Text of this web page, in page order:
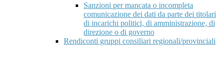
Sanzioni per mancata o incompleta
comunicazione dei dati da parte dei titolari
di incarichi politici, di amministrazione, di
direzione o di governo
Rendiconti gruppi consiliari regionali/provinciali